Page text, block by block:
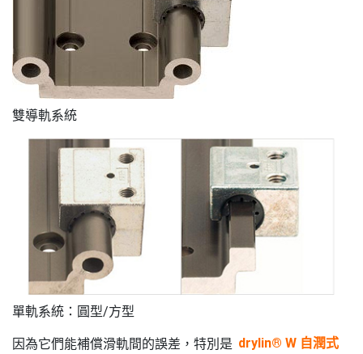
雙導軌系統
單軌系統：圓型/方型
因為它們能補償滑軌間的誤差，特別是 drylin® W 自潤式